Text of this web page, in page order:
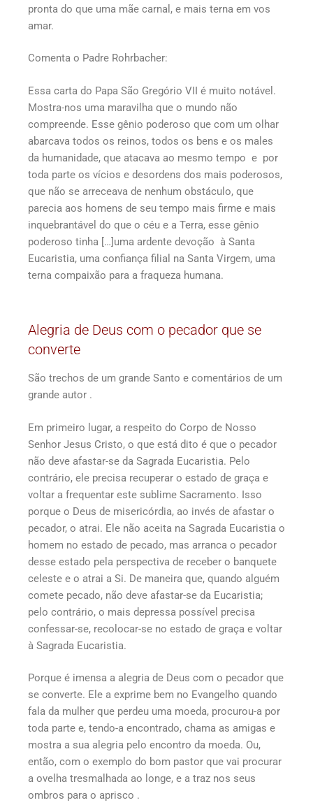
pronta do que uma mãe carnal, e mais terna em vos
amar.
Comenta o Padre Rohrbacher:
Essa carta do Papa São Gregório VII é muito notável.
Mostra-nos uma maravilha que o mundo não
compreende. Esse gênio poderoso que com um olhar
abarcava todos os reinos, todos os bens e os males
da humanidade, que atacava ao mesmo tempo e por
toda parte os vícios e desordens dos mais poderosos,
que não se arreceava de nenhum obstáculo, que
parecia aos homens de seu tempo mais firme e mais
inquebrantável do que o céu e a Terra, esse gênio
poderoso tinha […]uma ardente devoção à Santa
Eucaristia, uma confiança filial na Santa Virgem, uma
terna compaixão para a fraqueza humana.
Alegria de Deus com o pecador que se
converte
São trechos de um grande Santo e comentários de um
grande autor .
Em primeiro lugar, a respeito do Corpo de Nosso
Senhor Jesus Cristo, o que está dito é que o pecador
não deve afastar-se da Sagrada Eucaristia. Pelo
contrário, ele precisa recuperar o estado de graça e
voltar a frequentar este sublime Sacramento. Isso
porque o Deus de misericórdia, ao invés de afastar o
pecador, o atrai. Ele não aceita na Sagrada Eucaristia o
homem no estado de pecado, mas arranca o pecador
desse estado pela perspectiva de receber o banquete
celeste e o atrai a Si. De maneira que, quando alguém
comete pecado, não deve afastar-se da Eucaristia;
pelo contrário, o mais depressa possível precisa
confessar-se, recolocar-se no estado de graça e voltar
à Sagrada Eucaristia.
Porque é imensa a alegria de Deus com o pecador que
se converte. Ele a exprime bem no Evangelho quando
fala da mulher que perdeu uma moeda, procurou-a por
toda parte e, tendo-a encontrado, chama as amigas e
mostra a sua alegria pelo encontro da moeda. Ou,
então, com o exemplo do bom pastor que vai procurar
a ovelha tresmalhada ao longe, e a traz nos seus
ombros para o aprisco .